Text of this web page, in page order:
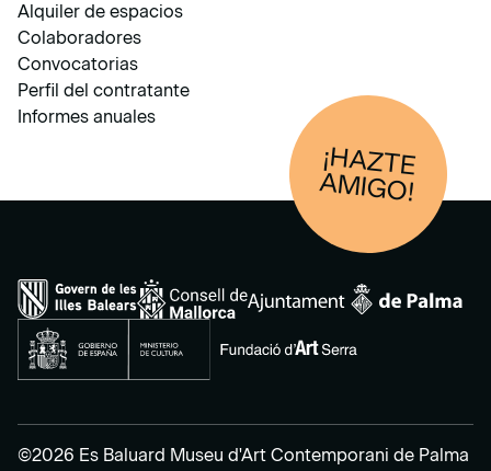
Alquiler de espacios
Colaboradores
Convocatorias
Perfil del contratante
Informes anuales
¡HAZTE
AM
IGO!
©2026 Es Baluard Museu d'Art Contemporani de Palma